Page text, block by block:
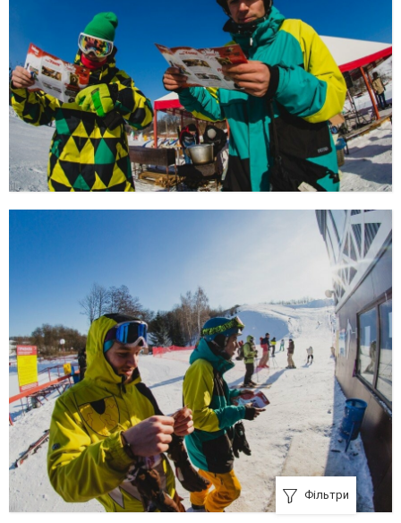
Фільтри